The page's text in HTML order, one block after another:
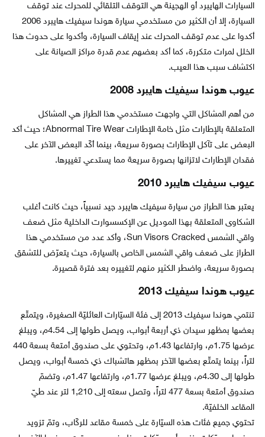
السيارات الهايبرد أو الهجينة هي التوقف التلقائي للمحرك عند توقف
السيارة، إلا أن الكثير من مستخدمي سيارة هوندا سيفيك هايبرد 2006
أكدوا على عدم توقف المحرك عند إيقاف السيارة، وأكدوا على حدوث هذا
الخلل لمرات متكررة، كما أكد بعضهم عدم قدرة مراكز الصيانة على
اكتشاف سبب هذا العيب.
عيوب هوندا سيفيك هايبرد 2008
من أهم المشاكل التي واجهت مستخدمي هذا الطراز هي المشاكل
المتعلقة بالإطارات مثل خامة الإطارات Abnormal Tire Wear؛ حيث أكد
البعض على تآكل الإطارات بصورة سريعة، بينما أكّد البعض الآخر على
فقدان الإطارات لاتزانها بصورة سريعة مما يستدعي تغييرها.
عيوب سيفيك هايبرد 2010
يعتبر هذا الطراز من سيارة سيفيك هايبرد جيد نسبياً، حيث كانت أغلب
الشكاوى المتعلقة بهذا الموديل عن الإكسسوارت الداخلية مثل ضعف
واقي الشمس Sun Visors Cracked، وأكد عدد من مستخدمي هذا
الطراز على ضعف واقي الشمس الخاص بالسيارة، حيث يتعرّض للتشقق
بصورة سريعة، واضطر الكثير منهم لتغييره بعد فترة قصيرة.
عيوب هوندا سيفيك 2013
تنتمي هوندا سيفيك 2013 إلى فئة السيّارات العائليّة الصغيرة، ويتمتّع
بعضها بمظهر سيدان ذي أربعة أبواب، ويصل طولها إلى 4.54م، ويبلغ
عرضها 1.75م، وارتفاعها 1.43م، وتحتوي على صندوق أمتعة بسعة 440
لتراً، بينما يتمتّع بعضها الآخر بمظهر هاتشباك ذي خمسة أبواب، ويصل
طولها إلى 4.30م، ويبلغ عرضها 1.77م، وارتفاعها 1.47م، وتضمّ
صندوق أمتعة بسعة 477 لتراً، وتصل سعته إلى 1,210 لتر عند طيّ
المقاعد الخلفيّة.
تحتوي جميع فئات هذه السيّارة على خمسة مقاعد للركّاب، وتمّ تزويد